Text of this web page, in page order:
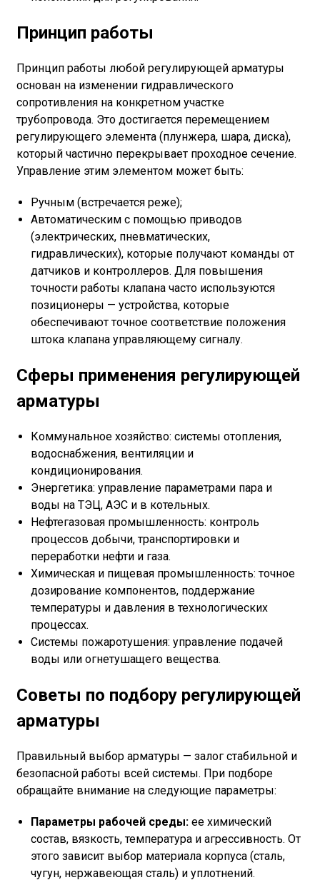
Принцип работы
Принцип работы любой регулирующей арматуры
основан на изменении гидравлического
сопротивления на конкретном участке
трубопровода. Это достигается перемещением
регулирующего элемента (плунжера, шара, диска),
который частично перекрывает проходное сечение.
Управление этим элементом может быть:
Ручным (встречается реже);
Автоматическим с помощью приводов
(электрических, пневматических,
гидравлических), которые получают команды от
датчиков и контроллеров. Для повышения
точности работы клапана часто используются
позиционеры — устройства, которые
обеспечивают точное соответствие положения
штока клапана управляющему сигналу.
Сферы применения регулирующей
арматуры
Коммунальное хозяйство: системы отопления,
водоснабжения, вентиляции и
кондиционирования.
Энергетика: управление параметрами пара и
воды на ТЭЦ, АЭС и в котельных.
Нефтегазовая промышленность: контроль
процессов добычи, транспортировки и
переработки нефти и газа.
Химическая и пищевая промышленность: точное
дозирование компонентов, поддержание
температуры и давления в технологических
процессах.
Системы пожаротушения: управление подачей
воды или огнетушащего вещества.
Советы по подбору регулирующей
арматуры
Правильный выбор арматуры — залог стабильной и
безопасной работы всей системы. При подборе
обращайте внимание на следующие параметры:
Параметры рабочей среды: ее химический
состав, вязкость, температура и агрессивность. От
этого зависит выбор материала корпуса (сталь,
чугун, нержавеющая сталь) и уплотнений.